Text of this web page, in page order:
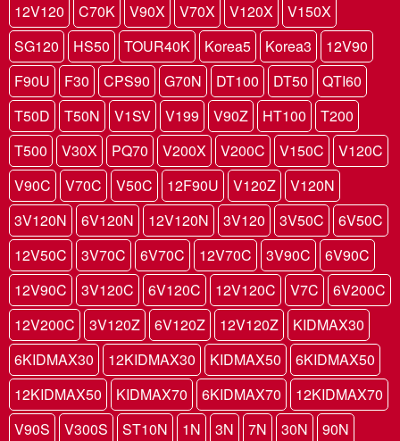
12V120
C70K V90X V70X V120X
V150X
SG120
HS50 TOUR40K Korea5 Korea3
12V90
F90U
F30 CPS90 G70N DT100 DT50
QTI60
T50D
T50N V1SV V199 V90Z HT100
T200
T500
V30X PQ70 V200X V200C V150C
V120C
V90C
V70C V50C 12F90U V120Z
V120N
3V120N
6V120N 12V120N 3V120 3V50C
6V50C
12V50C
3V70C 6V70C 12V70C 3V90C
6V90C
12V90C
3V120C 6V120C 12V120C V7C
6V200C
12V200C
3V120Z 6V120Z 12V120Z
KIDMAX30
6KIDMAX30
12KIDMAX30 KIDMAX50
6KIDMAX50
12KIDMAX50
KIDMAX70 6KIDMAX70
12KIDMAX70
V90S
V300S ST10N 1N 3N 7N 30N
90N